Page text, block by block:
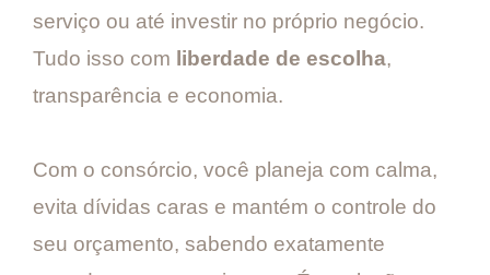
serviço ou até investir no próprio negócio.
Tudo isso com liberdade de escolha,
transparência e economia.
Com o consórcio, você planeja com calma,
evita dívidas caras e mantém o controle do
seu orçamento, sabendo exatamente